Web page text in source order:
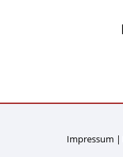
Impressum